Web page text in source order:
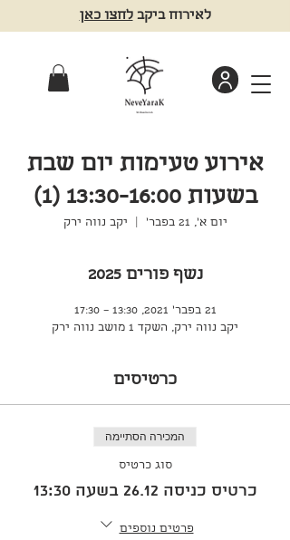
לאירוח ביקבלחצו כאן
אירוע טעימות יום שבת
בשעות 13:30-16:00 (1)
יום א׳, 21 בפבר׳ יקב נווה ירק
נשף פורים 2025
21 בפבר׳ 2021, 13:30 – 17:30
יקב נווה ירק, השקד 1 מושב נווה ירק
כרטיסים
המכירה הסתיימה
סוג כרטיס
כרטיס כניסה 26.12 בשעה 13:30
פרטים נוספים